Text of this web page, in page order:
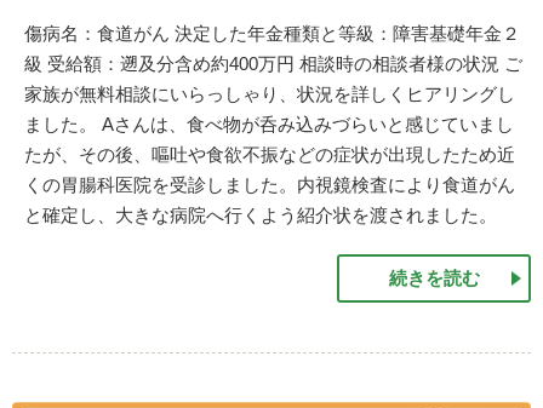
傷病名：食道がん 決定した年金種類と等級：障害基礎年金２
級 受給額：遡及分含め約400万円 相談時の相談者様の状況 ご
家族が無料相談にいらっしゃり、状況を詳しくヒアリングし
ました。 Aさんは、食べ物が呑み込みづらいと感じていまし
たが、その後、嘔吐や食欲不振などの症状が出現したため近
くの胃腸科医院を受診しました。内視鏡検査により食道がん
と確定し、大きな病院へ行くよう紹介状を渡されました。
続きを読む